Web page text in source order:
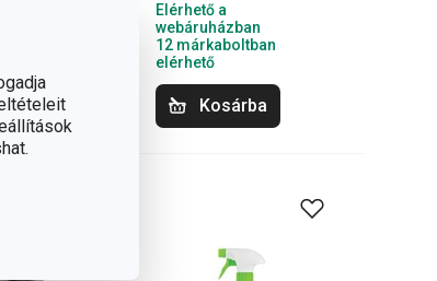
Elérhető a
webáruházban
12 márkaboltban
elérhető
Kosárba